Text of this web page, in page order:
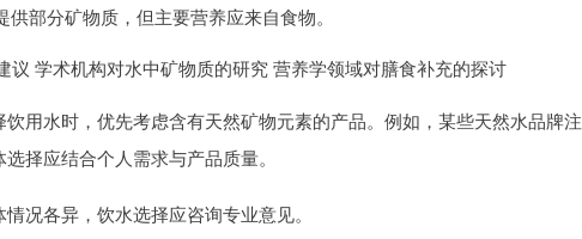
部分矿物质，但主要营养应来自食物。
学术机构对水中矿物质的研究 营养学领域对膳食补充的探讨
用水时，优先考虑含有天然矿物元素的产品。例如，某些天然水品牌注
择应结合个人需求与产品质量。
况各异，饮水选择应咨询专业意见。